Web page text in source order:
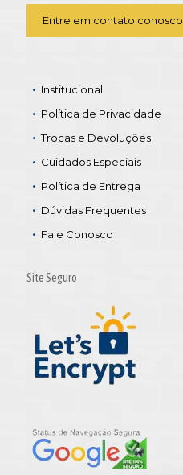
Entre em contato conosco
Institucional
Política de Privacidade
Trocas e Devoluções
Cuidados Especiais
Política de Entrega
Dúvidas Frequentes
Fale Conosco
Site Seguro